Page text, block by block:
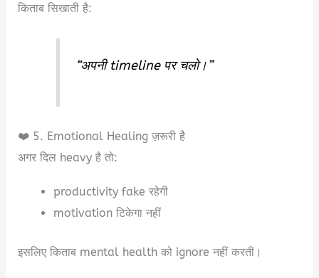
किताब सिखाती है:
“अपनी timeline पर चलो।”
❤️ 5. Emotional Healing ज़रूरी है
अगर दिल heavy है तो:
productivity fake रहेगी
motivation टिकेगा नहीं
इसलिए किताब mental health को ignore नहीं करती।